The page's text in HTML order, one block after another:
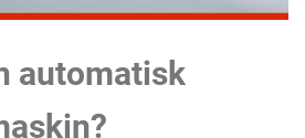
automatisk